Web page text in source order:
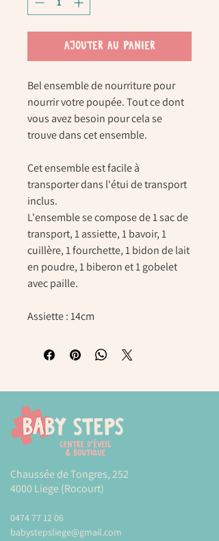
AJOUTER AU PANIER
Bel ensemble de nourriture pour
nourrir votre poupée. Tout ce dont
vous avez besoin pour cela se
trouve dans cet ensemble.
Cet ensemble est facile à
transporter dans l'étui de transport
inclus.
L'ensemble se compose de 1 sac de
transport, 1 assiette, 1 bavoir, 1
cuillère, 1 fourchette, 1 bidon de lait
en poudre, 1 biberon et 1 gobelet
avec paille.
Assiette : 14cm
Chaussée de Tongres, 252
4000 Liege (Rocourt)
0474 77 12 06
babystepsliege@gmail.com